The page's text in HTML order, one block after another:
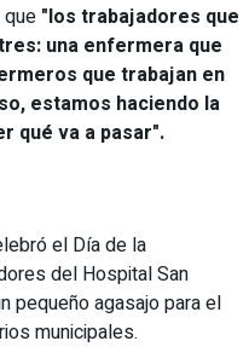
"los trabajadores que
una enfermera que
que trabajan en
estamos haciendo la
qué va a pasar".
el Día de la
del Hospital San
pequeño agasajo para el
municipales.